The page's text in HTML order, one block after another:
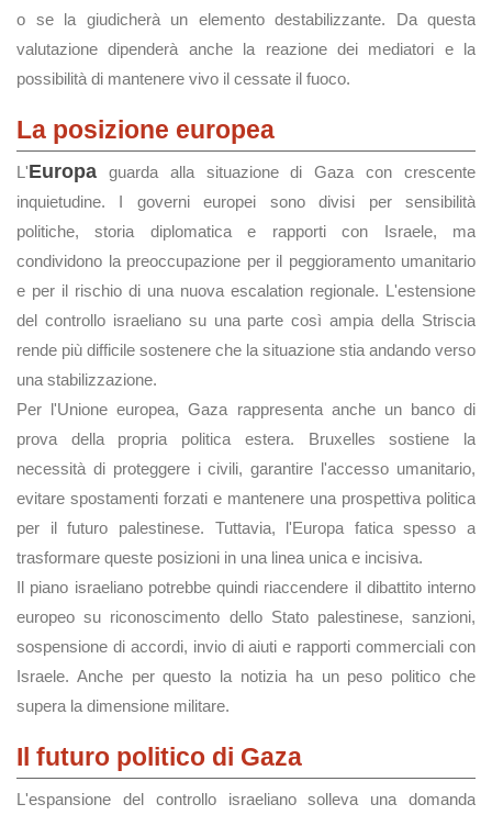
o se la giudicherà un elemento destabilizzante. Da questa
valutazione dipenderà anche la reazione dei mediatori e la
possibilità di mantenere vivo il cessate il fuoco.
La posizione europea
L'Europa guarda alla situazione di Gaza con crescente
inquietudine. I governi europei sono divisi per sensibilità
politiche, storia diplomatica e rapporti con Israele, ma
condividono la preoccupazione per il peggioramento umanitario
e per il rischio di una nuova escalation regionale. L'estensione
del controllo israeliano su una parte così ampia della Striscia
rende più difficile sostenere che la situazione stia andando verso
una stabilizzazione.
Per l'Unione europea, Gaza rappresenta anche un banco di
prova della propria politica estera. Bruxelles sostiene la
necessità di proteggere i civili, garantire l'accesso umanitario,
evitare spostamenti forzati e mantenere una prospettiva politica
per il futuro palestinese. Tuttavia, l'Europa fatica spesso a
trasformare queste posizioni in una linea unica e incisiva.
Il piano israeliano potrebbe quindi riaccendere il dibattito interno
europeo su riconoscimento dello Stato palestinese, sanzioni,
sospensione di accordi, invio di aiuti e rapporti commerciali con
Israele. Anche per questo la notizia ha un peso politico che
supera la dimensione militare.
Il futuro politico di Gaza
L'espansione del controllo israeliano solleva una domanda